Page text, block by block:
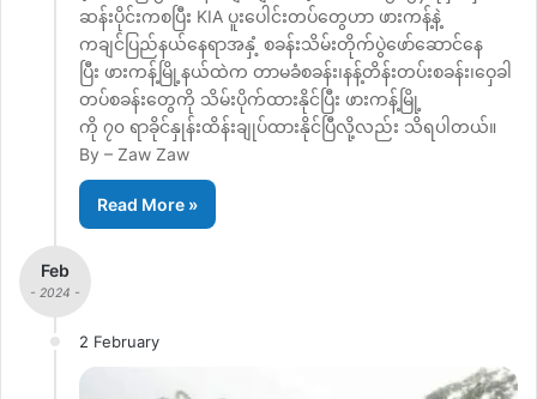
ဆန်းပိုင်းကစပြီး KIA ပူးပေါင်းတပ်တွေဟာ ဖားကန့်နဲ့
ကချင်ပြည်နယ်နေရာအနှံ့ စခန်းသိမ်းတိုက်ပွဲဖော်ဆောင်နေ
ပြီး ဖားကန့်မြို့နယ်ထဲက တာမခံစခန်း၊နန့်တိန်းတပ်းစခန်း၊ဝှေခါ
တပ်စခန်းတွေကို သိမ်းပိုက်ထားနိုင်ပြီး ဖားကန့်မြို့
ကို ၇၀ ရာခိုင်နှုန်းထိန်းချုပ်ထားနိုင်ပြီလို့လည်း သိရပါတယ်။
By – Zaw Zaw
Read More »
Feb
- 2024 -
2 February